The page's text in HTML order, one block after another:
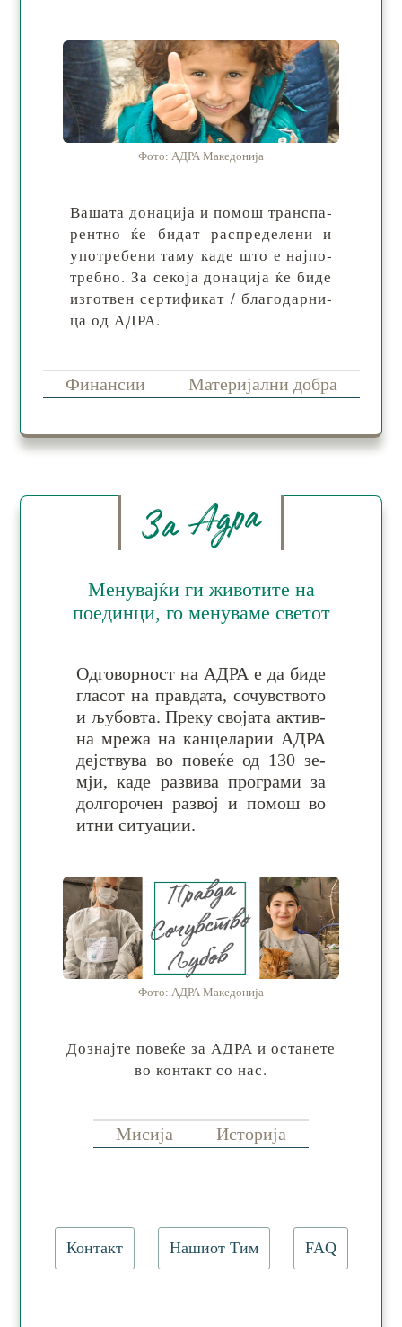
Фото: АДРА Македонија
Вашата донација и по­мош тран­спа­
рен­тно ќе би­дат рас­пре­де­ле­ни и
упо­тре­бе­ни та­му ка­де што е нај­по­
тре­бно. За се­ко­ја до­на­ци­ја ќе би­де
из­го­твен сер­ти­фи­кат / бла­го­дар­ни­
ца од АДРА.
Финансии Материјални добра
За Адра
Менувајќи ги животите на
поединци, го менуваме светот
Одговорност на АДРА е да би­де
гла­сот на прав­да­та, со­чув­ство­то
и љу­бов­та. Пре­ку сво­ја­та ак­тив­
на мре­жа на кан­це­ла­рии АДРА
деј­ству­ва во по­ве­ќе од 130 зе­
мји, ка­де раз­ви­ва про­гра­ми за
дол­го­ро­чен ра­звој и по­мош во
итни си­ту­ации.
Фото: АДРА Македонија
Дознајте повеќе за АДРА и останете
во контакт со нас.
Мисија Историја
Контакт Нашиот Тим FAQ